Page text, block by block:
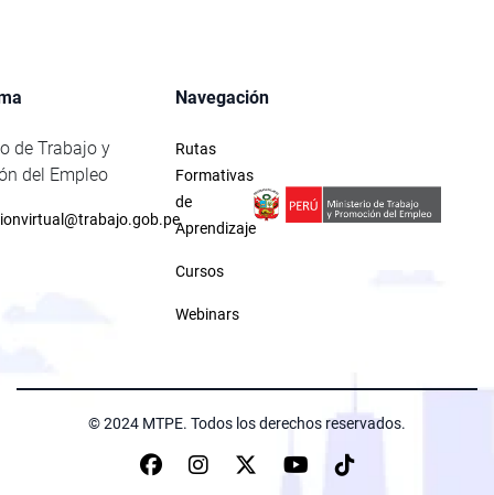
de Trabajo y
del Empleo
Navegación
Rutas
Formativas
de
Aprendizaje
Cursos
Webinars
© 2024 MTPE. Todos los derechos reservados.